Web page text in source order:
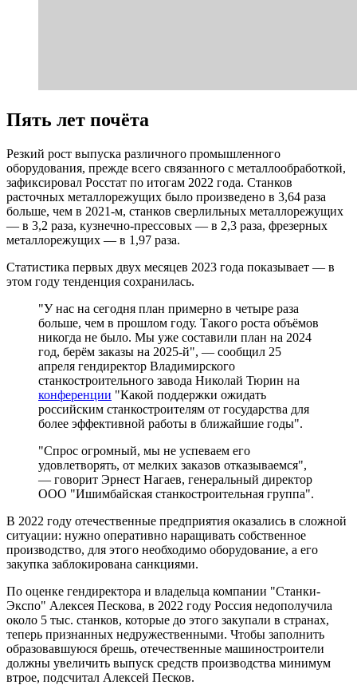
Пять лет почёта
Резкий рост выпуска различного промышленного
оборудования, прежде всего связанного с металлообработкой,
зафиксировал Росстат по итогам 2022 года. Станков
расточных металлорежущих было произведено в 3,64 раза
больше, чем в 2021-м, станков сверлильных металлорежущих
— в 3,2 раза, кузнечно-прессовых — в 2,3 раза, фрезерных
металлорежущих — в 1,97 раза.
Статистика первых двух месяцев 2023 года показывает — в
этом году тенденция сохранилась.
"У нас на сегодня план примерно в четыре раза
больше, чем в прошлом году. Такого роста объёмов
никогда не было. Мы уже составили план на 2024
год, берём заказы на 2025-й", — сообщил 25
апреля гендиректор Владимирского
станкостроительного завода Николай Тюрин на
конференции "Какой поддержки ожидать
российским станкостроителям от государства для
более эффективной работы в ближайшие годы".
"Спрос огромный, мы не успеваем его
удовлетворять, от мелких заказов отказываемся",
— говорит Эрнест Нагаев, генеральный директор
ООО "Ишимбайская станкостроительная группа".
В 2022 году отечественные предприятия оказались в сложной
ситуации: нужно оперативно наращивать собственное
производство, для этого необходимо оборудование, а его
закупка заблокирована санкциями.
По оценке гендиректора и владельца компании "Станки-
Экспо" Алексея Пескова, в 2022 году Россия недополучила
около 5 тыс. станков, которые до этого закупали в странах,
теперь признанных недружественными. Чтобы заполнить
образовавшуюся брешь, отечественные машиностроители
должны увеличить выпуск средств производства минимум
втрое, подсчитал Алексей Песков.